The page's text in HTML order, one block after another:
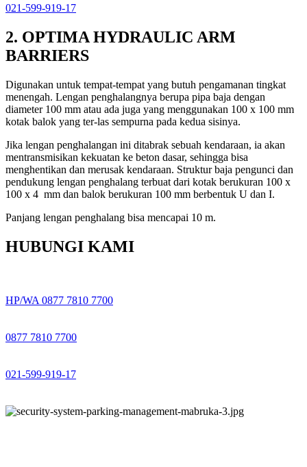
021-599-919-17
2. OPTIMA HYDRAULIC ARM
BARRIERS
Digunakan untuk tempat-tempat yang butuh pengamanan tingkat
menengah. Lengan penghalangnya berupa pipa baja dengan
diameter 100 mm atau ada juga yang menggunakan 100 x 100 mm
kotak balok yang ter-las sempurna pada kedua sisinya.
Jika lengan penghalangan ini ditabrak sebuah kendaraan, ia akan
mentransmisikan kekuatan ke beton dasar, sehingga bisa
menghentikan dan merusak kendaraan. Struktur baja pengunci dan
pendukung lengan penghalang terbuat dari kotak berukuran 100 x
100 x 4 mm dan balok berukuran 100 mm berbentuk U dan I.
Panjang lengan penghalang bisa mencapai 10 m.
HUBUNGI KAMI
HP/WA 0877 7810 7700
0877 7810 7700
021-599-919-17